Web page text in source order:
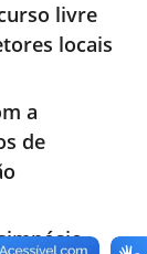
livre
locais
a
de